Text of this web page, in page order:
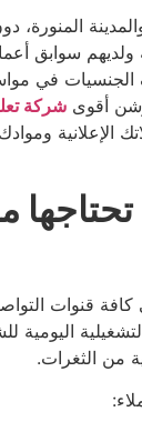
المنورة،
ولديهم سوابق
الجنسيات في
أقوى شركة
الإعلانية
كافة قنوات
اليومية
من الثغرات.